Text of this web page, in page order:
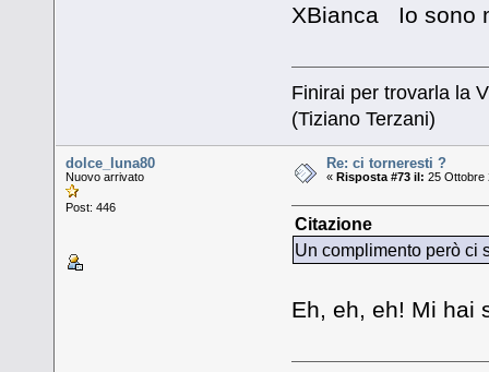
XBianca Io sono
Finirai per trovarla la
(Tiziano Terzani)
dolce_luna80
Nuovo arrivato
Post: 446
Re: ci torneresti ?
« Risposta #73 il: 25 Ottobre
Citazione
Un complimento però ci
Eh, eh, eh! Mi